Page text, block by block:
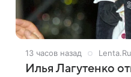
13 часов назад Lenta.Ru
Илья Лагутенко